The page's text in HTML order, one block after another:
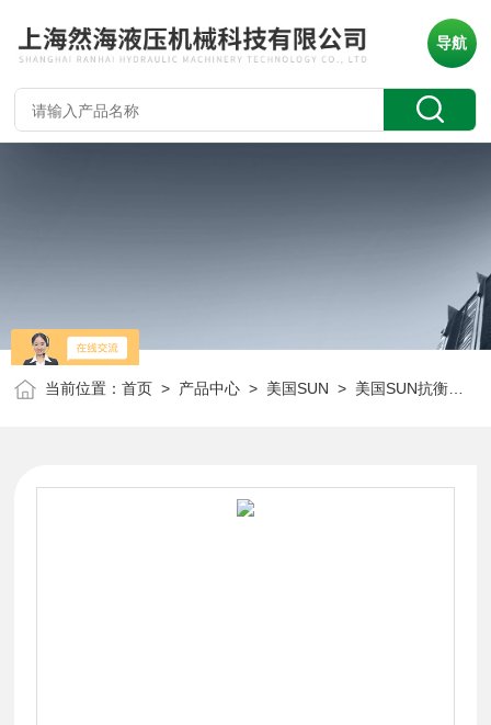
导航
当前位置：首页 > 产品中心 > 美国SUN > 美国SUN抗衡阀